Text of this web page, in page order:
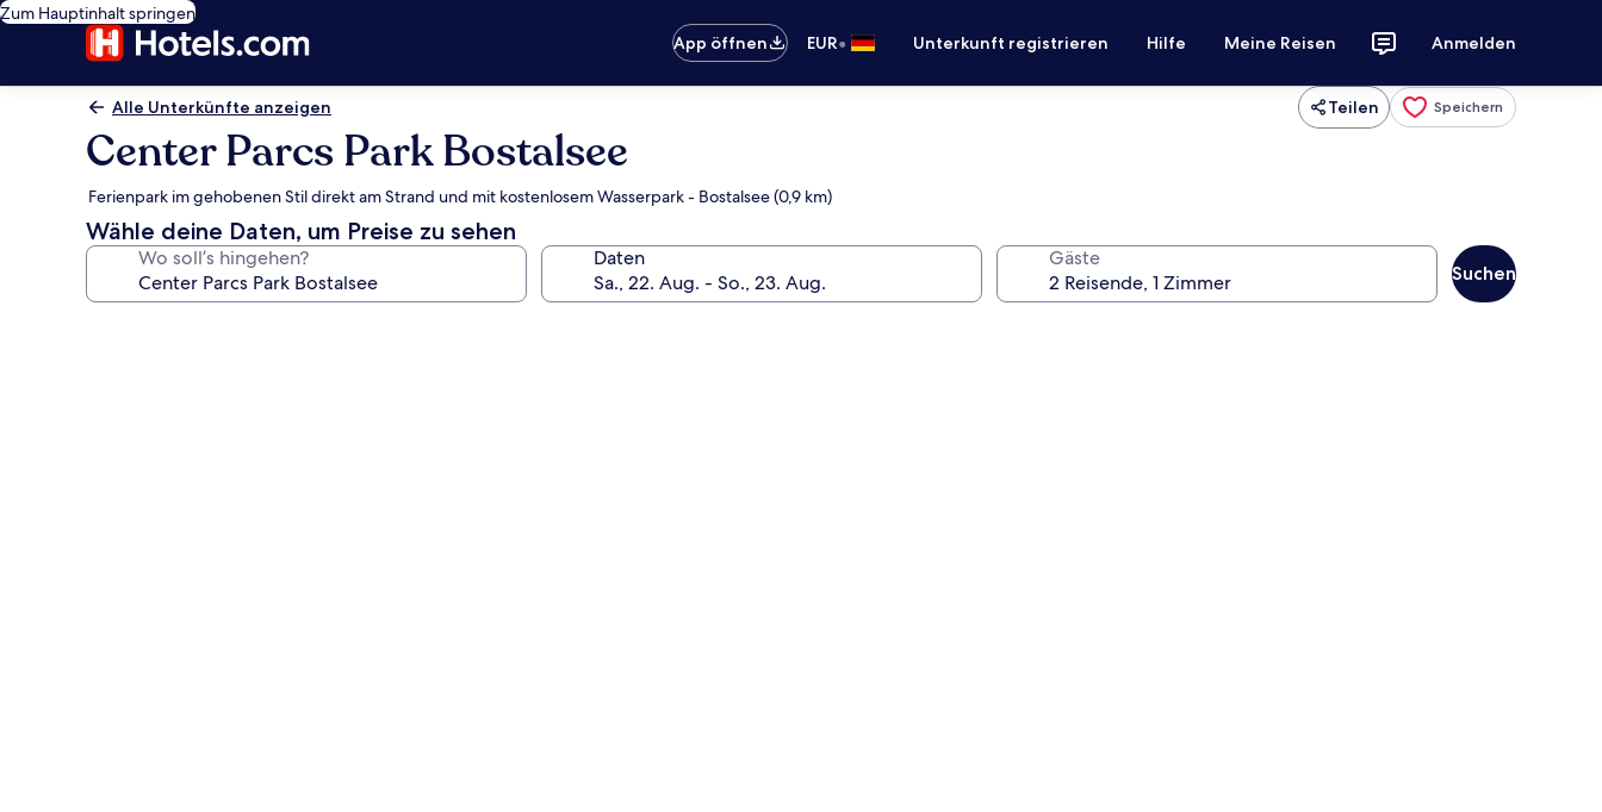
Zum Hauptinhalt springen
App öffnen
EUR• Unterkunft registrieren Hilfe Meine Reisen Anmelden
Alle Unterkünfte anzeigen Teilen Speichern
Center Parcs Park Bostalsee
Ferienpark im gehobenen Stil direkt am Strand und mit kostenlosem Wasserpark - Bostalsee (0,9 km)
Wähle deine Daten, um Preise zu sehen
Wo soll’s hingehen? Daten Gäste
Suchen